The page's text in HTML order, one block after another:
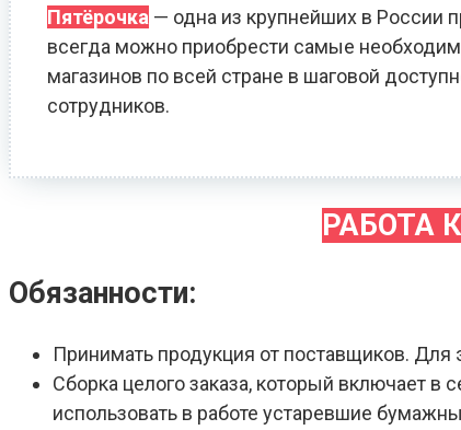
Пятёрочка — одна из крупнейших в России
всегда можно приобрести самые
магазинов по всей стране в шаговой
сотрудников.
РАБОТА
Обязанности:
Принимать продукция от поставщиков. Для
Сборка целого заказа, который включает в
использовать в работе устаревшие